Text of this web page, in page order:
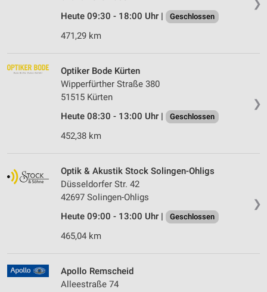
❯
Heute 09:30 - 18:00 Uhr |
Geschlossen
471,29 km
❯
Optiker Bode Kürten
Wipperfürther Straße 380
51515 Kürten
Heute 08:30 - 13:00 Uhr |
Geschlossen
452,38 km
❯
Optik & Akustik Stock Solingen-Ohligs
Düsseldorfer Str. 42
42697 Solingen-Ohligs
Heute 09:00 - 13:00 Uhr |
Geschlossen
465,04 km
Apollo Remscheid
Alleestraße 74